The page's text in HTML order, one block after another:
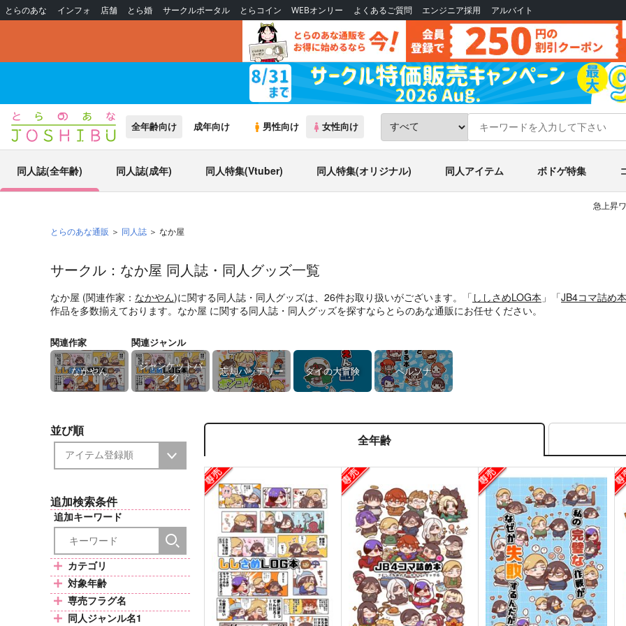
とらのあな インフォ 店舗 とら婚 サークルポータル とらコイン WEBオンリー よくあるご質問 エンジニア採用 アルバイト
全年齢向け 成年向け 男性向け 女性向け
同人誌(全年齢) 同人誌(成年) 同人特集(Vtuber) 同人特集(オリジナル) 同人アイテム ボドゲ特集
急上昇
とらのあな通販 同人誌 なか屋
サークル：なか屋 同人誌・同人グッズ一覧
なか屋 (関連作家： なかやん)に関する同人誌・同人グッズは、26件お取り扱いがございます。「 ししさめLOG本 」「JB4コマ詰め本
作品を多数揃えております。なか屋 に関する同人誌・同人グッズを探すならとらのあな通販にお任せください。
関連作家
なかやん
関連ジャンル
ジャンケットバ
ンク
忘却バッテリー ダイの大冒険 ペルソナ
並び順
追加検索条件
追加キーワード
カテゴリ
対象年齢
専売フラグ名
同人ジャンル名1
全年齢